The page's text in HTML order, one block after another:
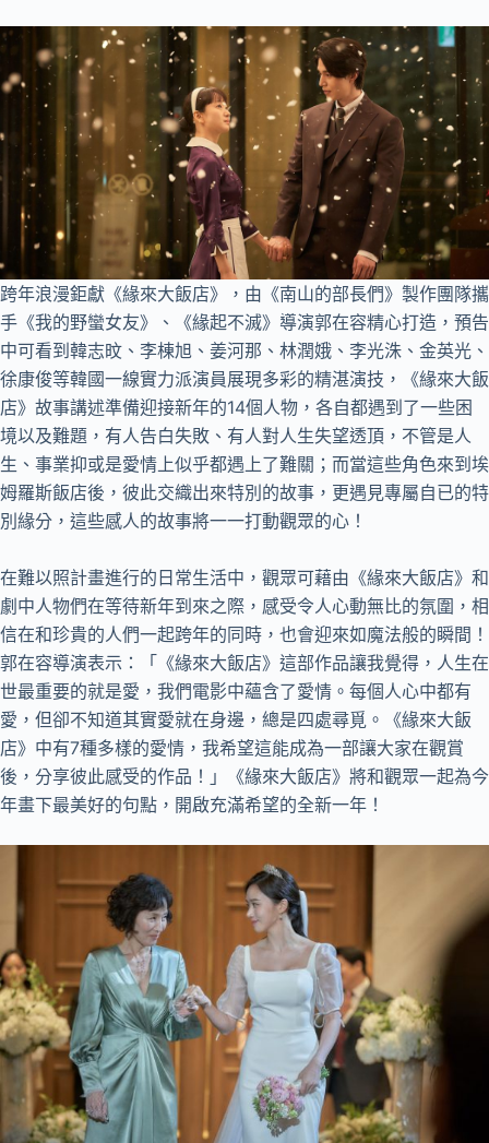
跨年浪漫鉅獻《緣來大飯店》，由《南山的部長們》製作團隊攜
手《我的野蠻女友》、《緣起不滅》導演郭在容精心打造，預告
中可看到韓志旼、李棟旭、姜河那、林潤娥、李光洙、金英光、
徐康俊等韓國一線實力派演員展現多彩的精湛演技，《緣來大飯
店》故事講述準備迎接新年的14個人物，各自都遇到了一些困
境以及難題，有人告白失敗、有人對人生失望透頂，不管是人
生、事業抑或是愛情上似乎都遇上了難關；而當這些角色來到埃
姆羅斯飯店後，彼此交織出來特別的故事，更遇見專屬自已的特
別緣分，這些感人的故事將一一打動觀眾的心！
在難以照計畫進行的日常生活中，觀眾可藉由《緣來大飯店》和
劇中人物們在等待新年到來之際，感受令人心動無比的氛圍，相
信在和珍貴的人們一起跨年的同時，也會迎來如魔法般的瞬間！
郭在容導演表示：「《緣來大飯店》這部作品讓我覺得，人生在
世最重要的就是愛，我們電影中蘊含了愛情。每個人心中都有
愛，但卻不知道其實愛就在身邊，總是四處尋覓。《緣來大飯
店》中有7種多樣的愛情，我希望這能成為一部讓大家在觀賞
後，分享彼此感受的作品！」《緣來大飯店》將和觀眾一起為今
年畫下最美好的句點，開啟充滿希望的全新一年！